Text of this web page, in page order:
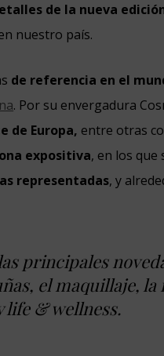
de la nueva
nuestro país.
de referencia en el
. Por su envergadura
de Europa, entre otras
expositiva, en los que
representadas, y
principales
el maquillaje, la
life & wellness.